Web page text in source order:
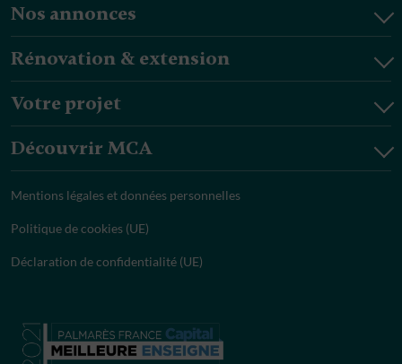
Nos annonces
Rénovation & extension
Votre projet
Découvrir MCA
Mentions légales et données personnelles
Politique de cookies (UE)
Déclaration de confidentialité (UE)